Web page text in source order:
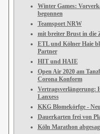
Winter Games:
begonnen
Teamsport NRW
mit breiter Brust in die
ETL und Kölner Haie
Partner
HIT und HAIE
Open Air 2020 am
Corona Konform
Vertragsverlängerung:
Lanxess
KKG Blomekörfge -
Dauerkarten frei von
Köln Marathon